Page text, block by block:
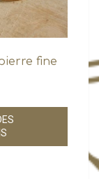
fine
Ce